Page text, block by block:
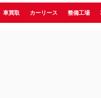
車買取 カーリース 整備工場